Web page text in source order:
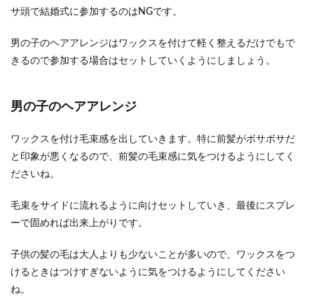
サ頭で結婚式に参加するのはNGです。
男の子のヘアアレンジはワックスを付けて軽く整えるだけでもで
きるので参加する場合はセットしていくようにしましょう。
男の子のヘアアレンジ
ワックスを付け毛束感を出していきます。特に前髪がボサボサだ
と印象が悪くなるので、前髪の毛束感に気をつけるようにしてく
ださいね。
毛束をサイドに流れるように向けセットしていき、最後にスプレ
ーで固めれば出来上がりです。
子供の髪の毛は大人よりも少ないことが多いので、ワックスをつ
けるときはつけすぎないように気をつけるようにしてください
ね。